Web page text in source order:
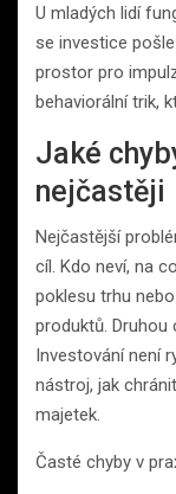
U mladých lidí
se investice
prostor pro
behaviorální trik,
Jaké
nejčastěji
Nejčastější
cíl. Kdo neví, na
poklesu trhu
produktů. Druhou
Investování není
nástroj, jak
majetek.
Časté chyby v